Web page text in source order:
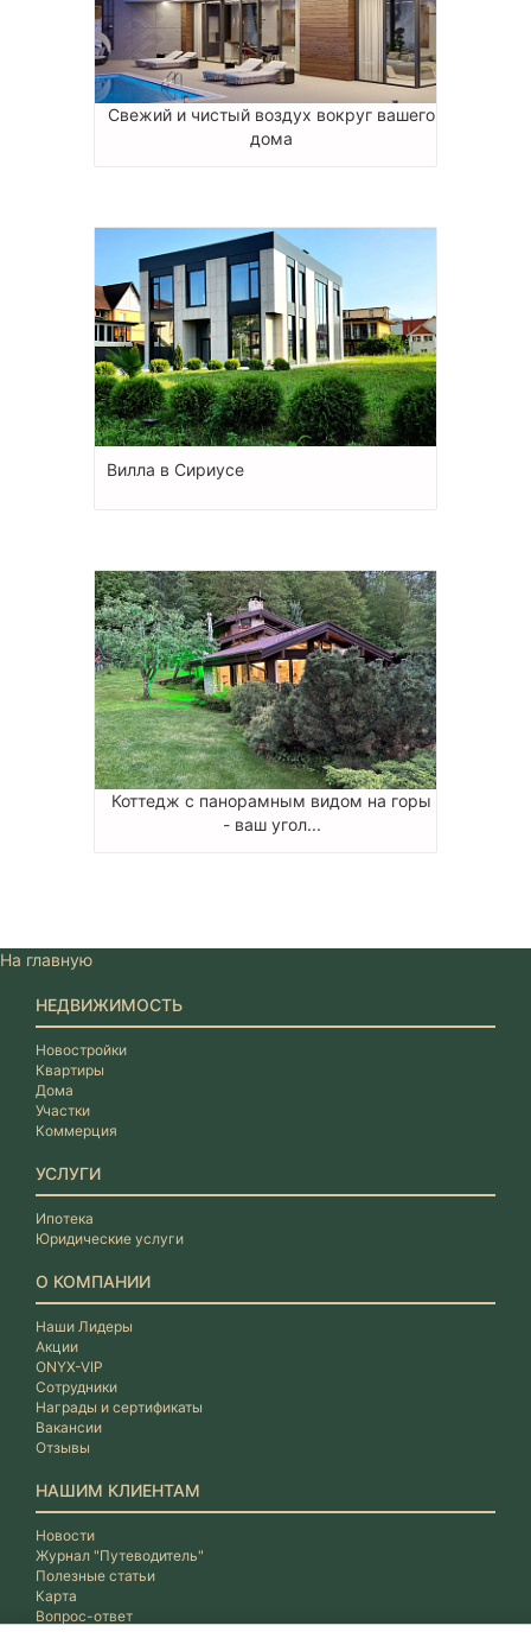
Свежий и чистый воздух вокруг вашего
дома
Вилла в Сириусе
Коттедж с панорамным видом на горы
- ваш угол...
На главную
НЕДВИЖИМОСТЬ
Новостройки
Квартиры
Дома
Участки
Коммерция
УСЛУГИ
Ипотека
Юридические услуги
О КОМПАНИИ
Наши Лидеры
Акции
ONYX-VIP
Сотрудники
Награды и сертификаты
Вакансии
Отзывы
НАШИМ КЛИЕНТАМ
Новости
Журнал "Путеводитель"
Полезные статьи
Карта
Вопрос-ответ